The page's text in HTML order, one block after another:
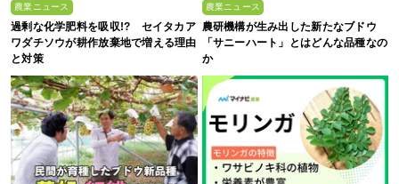
農業ニュース
過剰な化学肥料を吸収!? セイタカア
ワダチソウが耕作放棄地で増える理由
と対策
農業ニュース
農研機構が生み出した新たなブドウ
「サニーハート」とはどんな品種なの
か